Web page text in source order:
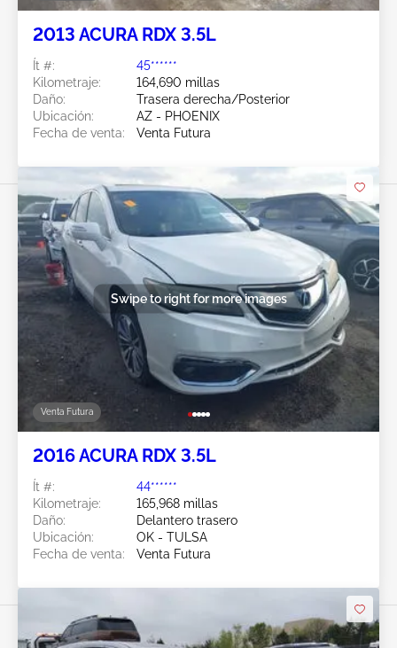
2013 ACURA RDX 3.5L
Ít #:
45******
Kilometraje:
164,690 millas
Daño:
Trasera derecha/Posterior
Ubicación:
AZ - PHOENIX
Fecha de venta:
Venta Futura
Venta Futura
Swipe to right for more images
2016 ACURA RDX 3.5L
Ít #:
44******
Kilometraje:
165,968 millas
Daño:
Delantero trasero
Ubicación:
OK - TULSA
Fecha de venta:
Venta Futura